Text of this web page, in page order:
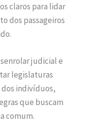
claros para lidar
dos passageiros
judicial e
legislaturas
indivíduos,
que buscam
comum.